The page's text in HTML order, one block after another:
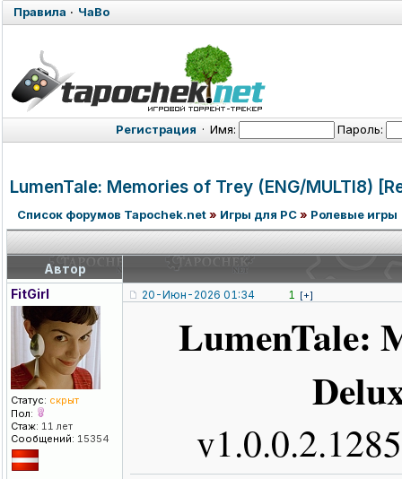
Правила · ЧаВо
Регистрация · Имя: Пароль:
LumenTale: Memories of Trey (ENG/MULTI8)
Список форумов Tapochek.net» Игры для PC» Ролевые игры
Автор
FitGirl
Статус: скрыт
Пол:
Стаж: 11 лет
Сообщений: 15354
20-Июн-2026 01:34 1 [+]
LumenTale: